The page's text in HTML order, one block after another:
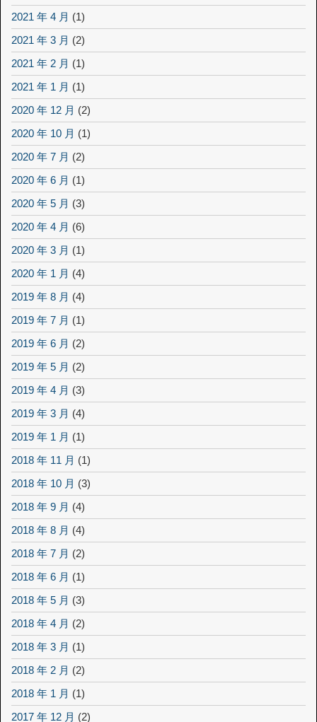
2021 年 4 月 (1)
2021 年 3 月 (2)
2021 年 2 月 (1)
2021 年 1 月 (1)
2020 年 12 月 (2)
2020 年 10 月 (1)
2020 年 7 月 (2)
2020 年 6 月 (1)
2020 年 5 月 (3)
2020 年 4 月 (6)
2020 年 3 月 (1)
2020 年 1 月 (4)
2019 年 8 月 (4)
2019 年 7 月 (1)
2019 年 6 月 (2)
2019 年 5 月 (2)
2019 年 4 月 (3)
2019 年 3 月 (4)
2019 年 1 月 (1)
2018 年 11 月 (1)
2018 年 10 月 (3)
2018 年 9 月 (4)
2018 年 8 月 (4)
2018 年 7 月 (2)
2018 年 6 月 (1)
2018 年 5 月 (3)
2018 年 4 月 (2)
2018 年 3 月 (1)
2018 年 2 月 (2)
2018 年 1 月 (1)
2017 年 12 月 (2)